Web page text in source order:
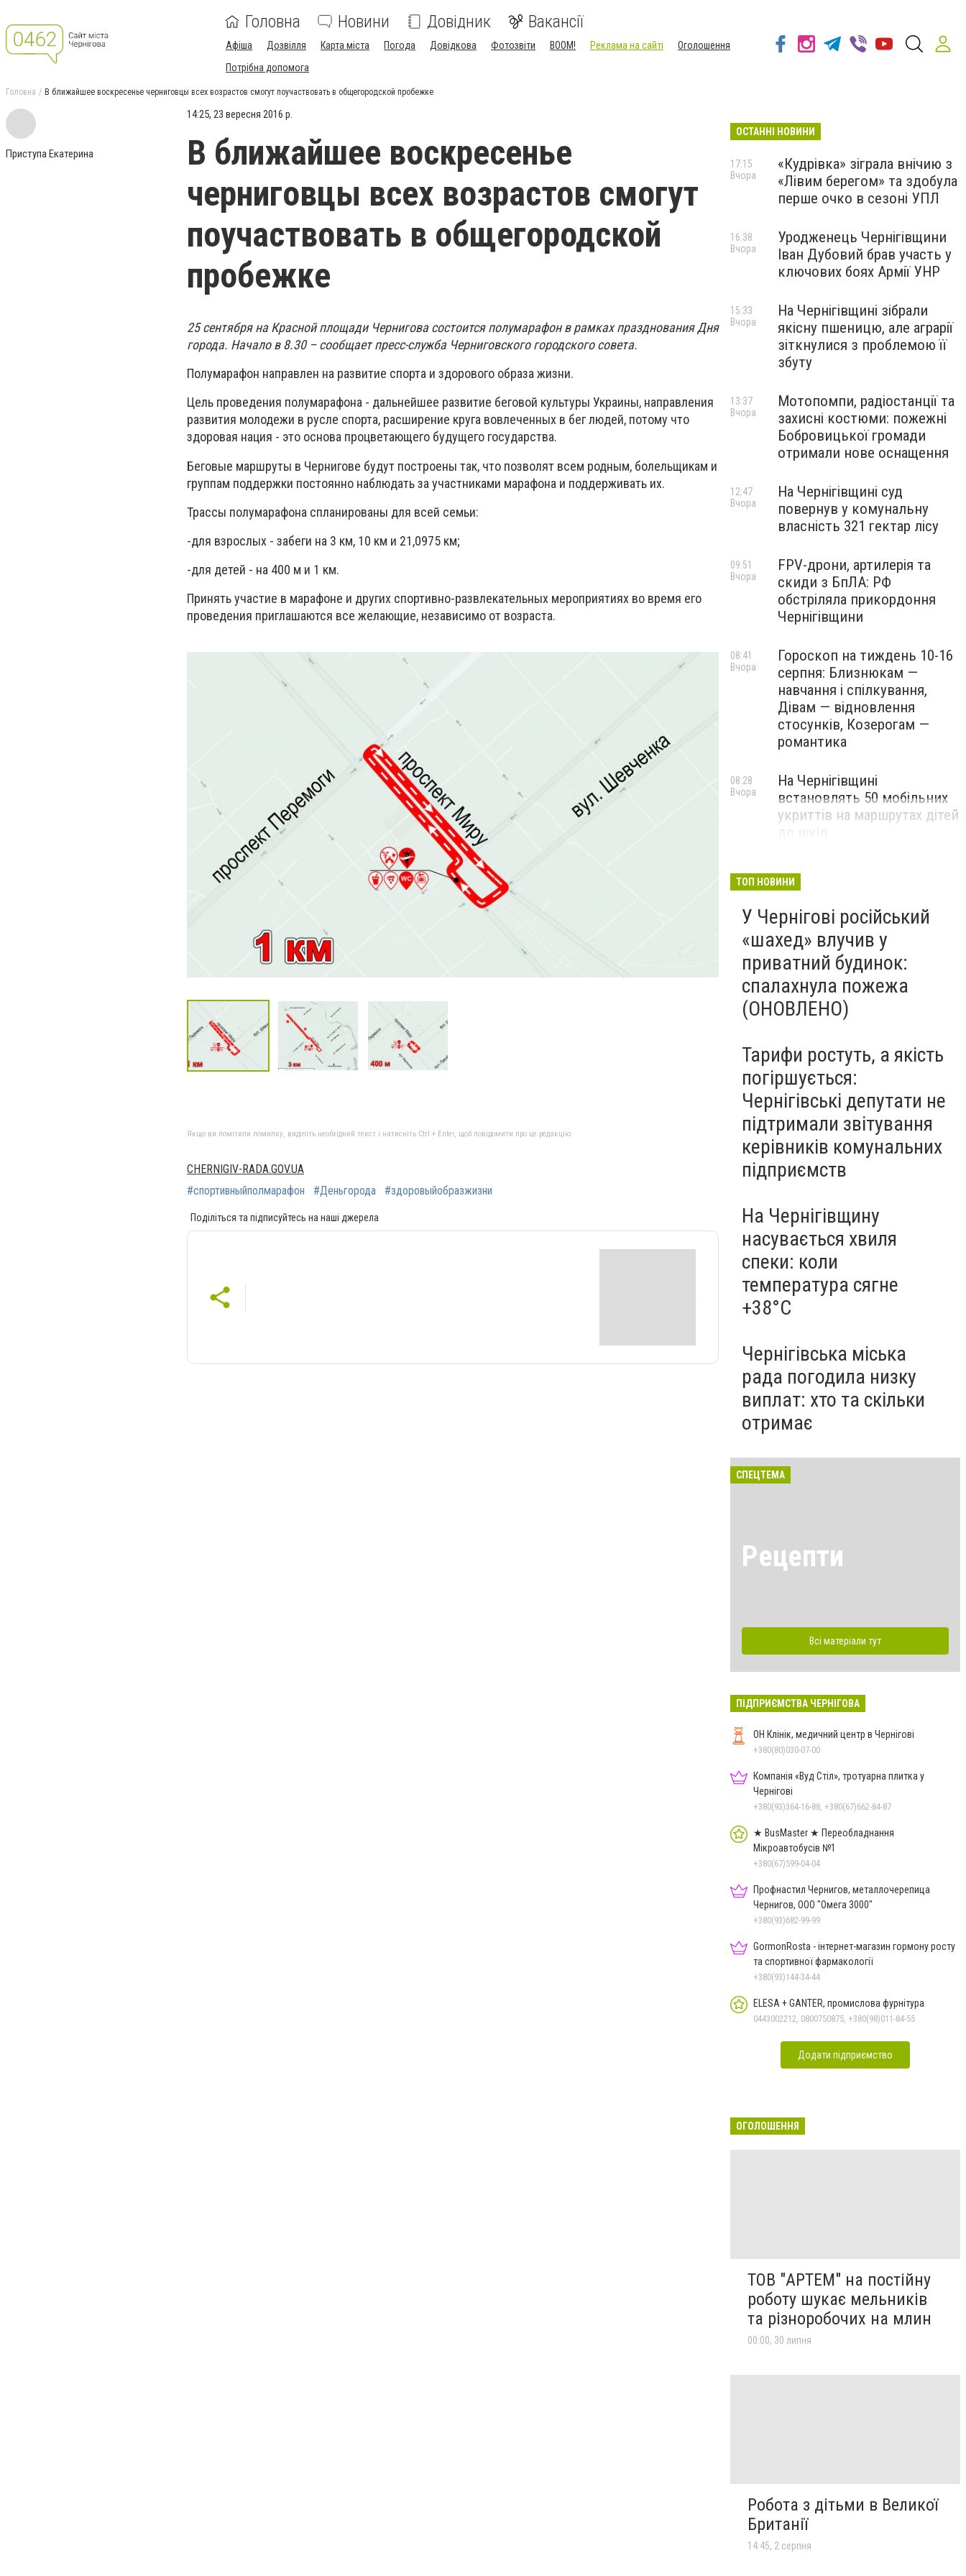
Головна Новини Довідник Вакансії
Афіша Дозвілля Карта міста Погода Довідкова Фотозвіти BOOM! Реклама на сайті
Оголошення
Потрібна допомога
Головна В ближайшее воскресенье черниговцы всех возрастов смогут поучаствовать в общегородской пробежке
Приступа Екатерина
14:25, 23 вересня 2016 р.
В ближайшее воскресенье
черниговцы всех возрастов смогут
поучаствовать в общегородской
пробежке
25 сентября на Красной площади Чернигова состоится полумарафон в рамках празднования Дня
города. Начало в 8.30 – сообщает пресс-служба Черниговского городского совета.
Полумарафон направлен на развитие спорта и здорового образа жизни.
Цель проведения полумарафона - дальнейшее развитие беговой культуры Украины, направления
развития молодежи в русле спорта, расширение круга вовлеченных в бег людей, потому что
здоровая нация - это основа процветающего будущего государства.
Беговые маршруты в Чернигове будут построены так, что позволят всем родным, болельщикам и
группам поддержки постоянно наблюдать за участниками марафона и поддерживать их.
Трассы полумарафона спланированы для всей семьи:
-для взрослых - забеги на 3 км, 10 км и 21,0975 км;
-для детей - на 400 м и 1 км.
Принять участие в марафоне и других спортивно-развлекательных мероприятиях во время его
проведения приглашаются все желающие, независимо от возраста.
Якщо ви помітили помилку, виділіть необхідний текст і натисніть Ctrl + Enter, щоб повідомити про це редакцію
CHERNIGIV-RADA.GOV.UA
#спортивныйполмарафон
#Деньгорода #здоровыйобразжизни
Поділіться та підписуйтесь на наші джерела
ОСТАННІ НОВИНИ
«Кудрівка» зіграла внічию з
«Лівим берегом» та здобула
перше очко в сезоні УПЛ
17:15
Вчора
Уродженець Чернігівщини
Іван Дубовий брав участь у
ключових боях Армії УНР
16:38
Вчора
На Чернігівщині зібрали
якісну пшеницю, але аграрії
зіткнулися з проблемою її
збуту
15:33
Вчора
Мотопомпи, радіостанції та
захисні костюми: пожежні
Бобровицької громади
отримали нове оснащення
13:37
Вчора
На Чернігівщині суд
повернув у комунальну
власність 321 гектар лісу
12:47
Вчора
FPV-дрони, артилерія та
скиди з БпЛА: РФ
обстріляла прикордоння
Чернігівщини
09:51
Вчора
Гороскоп на тиждень 10-16
серпня: Близнюкам —
навчання і спілкування,
Дівам — відновлення
стосунків, Козерогам —
романтика
08:41
Вчора
На Чернігівщині
встановлять 50 мобільних
укриттів на маршрутах дітей
08:28
Вчора
ТОП НОВИНИ
У Чернігові російський
«шахед» влучив у
приватний будинок:
спалахнула пожежа
(ОНОВЛЕНО)
Тарифи ростуть, а якість
погіршується:
Чернігівські депутати не
підтримали звітування
керівників комунальних
підприємств
На Чернігівщину
насувається хвиля
спеки: коли
температура сягне
+38°C
Чернігівська міська
рада погодила низку
виплат: хто та скільки
отримає
СПЕЦТЕМА
Рецепти
Всі матеріали тут
ПІДПРИЄМСТВА ЧЕРНІГОВА
ОН Клінік, медичний центр в Чернігові
+380(80)030-07-00
Компанія «Вуд Стіл», тротуарна плитка у
Чернігові
+380(93)364-16-88, +380(67)662-84-87
★ BusMaster ★ Переобладнання
Мікроавтобусів №1
+380(67)599-04-04
Профнастил Чернигов, металлочерепица
Чернигов, ООО "Омега 3000"
+380(93)682-99-99
GormonRosta - інтернет-магазин гормону росту
та спортивної фармакології
+380(93)144-34-44
ELESA + GANTER, промислова фурнітура
0443002212, 0800750875, +380(98)011-84-55
Додати підприємство
ОГОЛОШЕННЯ
ТОВ "АРТЕМ" на постійну
роботу шукає мельників
та різноробочих на млин
00:00, 30 липня
Робота з дітьми в Великої
Британії
14:45, 2 серпня